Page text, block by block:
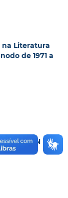
na Literatura
de 1971 a
MANN